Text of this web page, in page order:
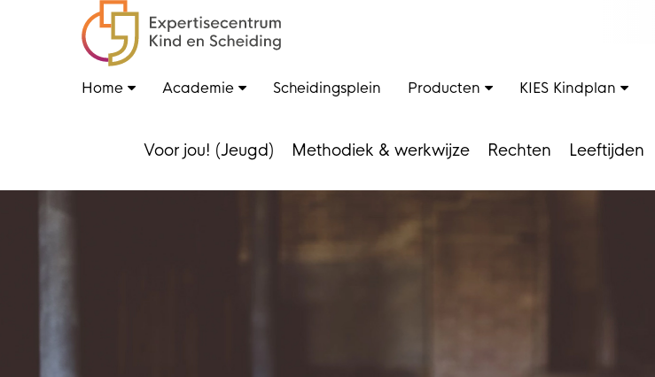
Home Academie Scheidingsplein Producten KIES Kindplan
Voor jou! (Jeugd) Methodiek & werkwijze Rechten Leeftijden